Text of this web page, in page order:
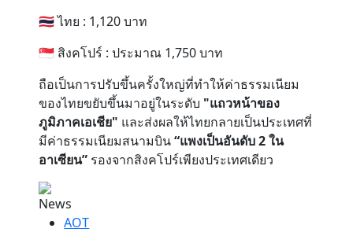
🇹🇭 ไทย : 1,120 บาท
🇸🇬 สิงคโปร์ : ประมาณ 1,750 บาท
ถือเป็นการปรับขึ้นครั้งใหญ่ที่ทำให้ค่าธรรมเนียม
ของไทยขยับขึ้นมาอยู่ในระดับ "แถวหน้าของ
ภูมิภาคเอเชีย" และส่งผลให้ไทยกลายเป็นประเทศที่
มีค่าธรรมเนียมสนามบิน“แพงเป็นอันดับ 2 ใน
อาเซียน” รองจากสิงคโปร์เพียงประเทศเดียว
News
AOT